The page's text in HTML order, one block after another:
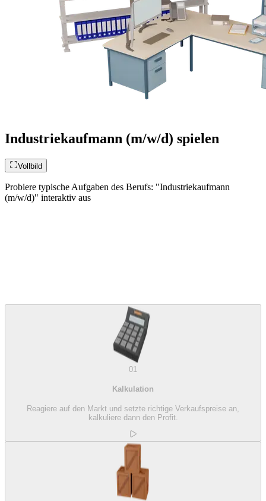
Industriekaufmann (m/w/d) spielen
Vollbild
Probiere typische Aufgaben des Berufs: "Industriekaufmann
(m/w/d)" interaktiv aus
01
Kalkulation
Reagiere auf den Markt und setzte richtige Verkaufspreise an,
kalkuliere dann den Profit.